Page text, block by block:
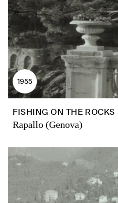
1955
FISHING ON THE ROCKS
Rapallo (Genova)